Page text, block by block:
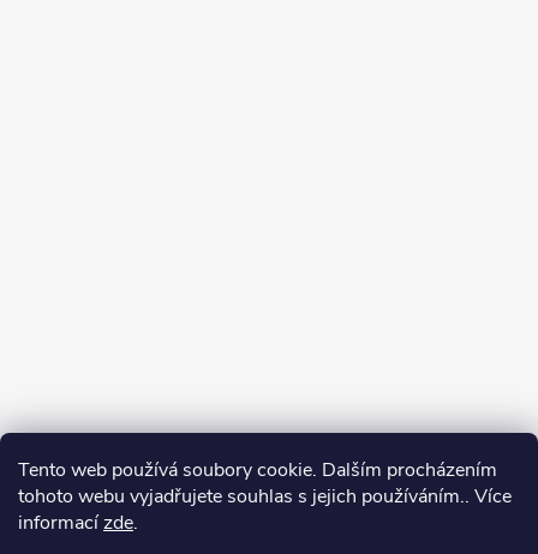
Tento web používá soubory cookie. Dalším procházením
tohoto webu vyjadřujete souhlas s jejich používáním.. Více
informacízde.